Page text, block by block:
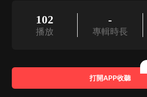
102
播放
-
專輯時長
打開APP收聽